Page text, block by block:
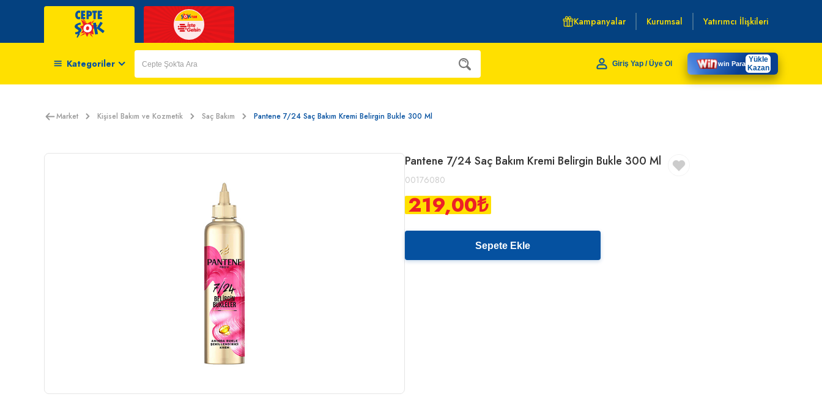
Kampanyalar Kurumsal Yatırımcı İlişkileri
Kategoriler Giriş Yap / Üye Ol win Para Yükle
Kazan
Market Kişisel Bakım ve Kozmetik Saç Bakım Pantene 7/24 Saç Bakım Kremi Belirgin Bukle 300 Ml
Pantene 7/24 Saç Bakım Kremi Belirgin Bukle 300 Ml
00176080
219,00₺
Sepete Ekle